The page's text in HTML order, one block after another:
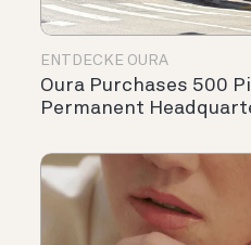
ENTDECKE OURA
Oura Purchases 500
Permanent